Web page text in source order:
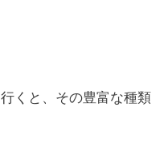
くと、その豊富な種類